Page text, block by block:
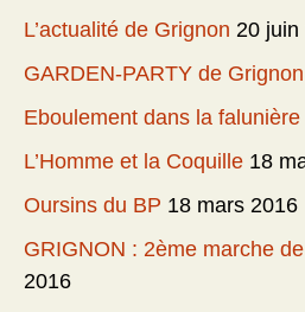
L’actualité de Grignon 20 juin
GARDEN-PARTY de Grignon
Eboulement dans la falunière
L’Homme et la Coquille 18
Oursins du BP 18 mars 2016
GRIGNON : 2ème marche
2016